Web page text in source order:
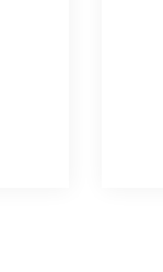
choisies sur la
produit a